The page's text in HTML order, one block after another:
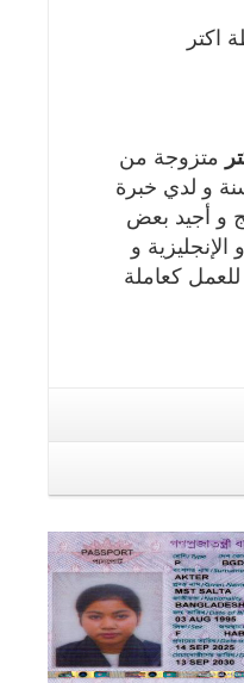
اكتر
متزوجة من
و عمري 30 سنة و لدي خبرة
و أجيد بعض
و
كعاملة